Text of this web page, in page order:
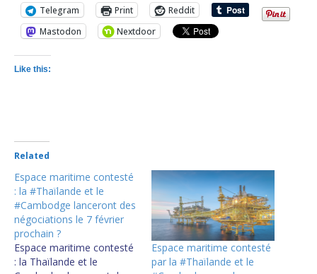
Telegram
Print
Reddit
Mastodon
Nextdoor
Like this:
Related
Espace maritime contesté
: la #Thaïlande et le
#Cambodge lanceront des
négociations le 7 février
prochain ?
Espace maritime contesté
: la Thaïlande et le
Espace maritime contesté
par la #Thaïlande et le